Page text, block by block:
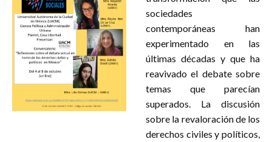
sociedades
contemporáneas han
experimentado en las
últimas décadas y que ha
reavivado el debate sobre
temas que parecían
superados. La discusión
sobre la revaloración de los
derechos civiles y políticos,